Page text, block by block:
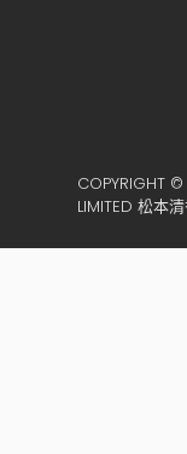
COPYRIGHT
LIMITED 松本